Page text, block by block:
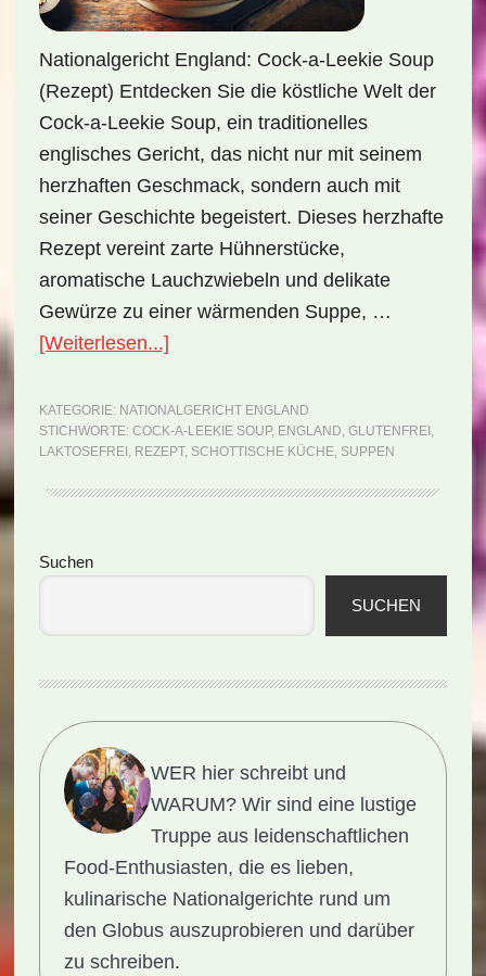
Nationalgericht England: Cock-a-Leekie Soup
(Rezept) Entdecken Sie die köstliche Welt der
Cock-a-Leekie Soup, ein traditionelles
englisches Gericht, das nicht nur mit seinem
herzhaften Geschmack, sondern auch mit
seiner Geschichte begeistert. Dieses herzhafte
Rezept vereint zarte Hühnerstücke,
aromatische Lauchzwiebeln und delikate
Gewürze zu einer wärmenden Suppe, …
[Weiterlesen...]ÜberNationalgericht
Cock-
a-
Soup
KATEGORIE: NATIONALGERICHT ENGLAND
STICHWORTE: COCK-A-LEEKIE SOUP, ENGLAND, GLUTENFREI ,
LAKTOSEFREI , REZEPT, SCHOTTISCHE KÜCHE, SUPPEN
Seitenspalte
Suchen
SUCHEN
WER hier schreibt und
WARUM? Wir sind eine lustige
Truppe aus leidenschaftlichen
Food-Enthusiasten, die es lieben,
kulinarische Nationalgerichte rund um
den Globus auszuprobieren und darüber
zu schreiben.